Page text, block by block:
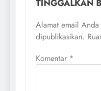
TINGGALKAN
Alamat email
dipublikasikan.
Komentar *